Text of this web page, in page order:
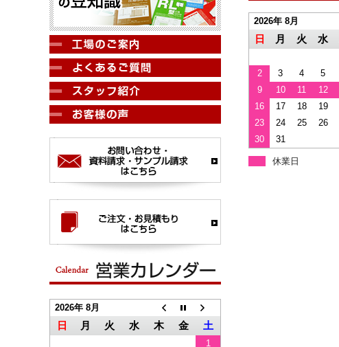
2026年 8月
日 月 火 水
2
3 4 5
9
10 11 12
16
17 18 19
23
24 25 26
30
31
休業日
2026年 8月
日 月 火 水 木 金 土
1